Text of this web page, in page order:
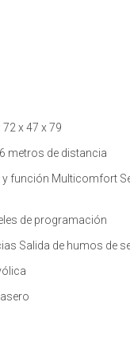
x 47 x 79
metros de distancia
función Multicomfort
de programación
Salida de humos de